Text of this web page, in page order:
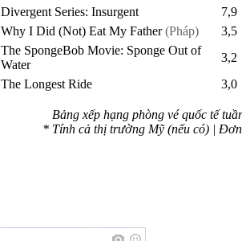
Divergent Series: Insurgent 7,9
Why I Did (Not) Eat My Father(Pháp) 3,5
The SpongeBob Movie: Sponge Out of
Water
3,2
The Longest Ride 3,0
Bảng xếp hạng phòng vé quốc tế
* Tính cả thị trường Mỹ (nếu có) |